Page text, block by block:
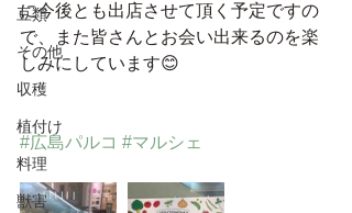
豆類
その他
収穫
植付け
料理
獣害
に今後とも出店させて頂く予定ですの
で、また皆さんとお会い出来るのを楽
しみにしています😊
#広島パルコ #マルシェ